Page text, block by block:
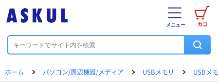
カゴ
メニュー
ホーム パソコン/周辺機器/メディア USBメモリ USBメ